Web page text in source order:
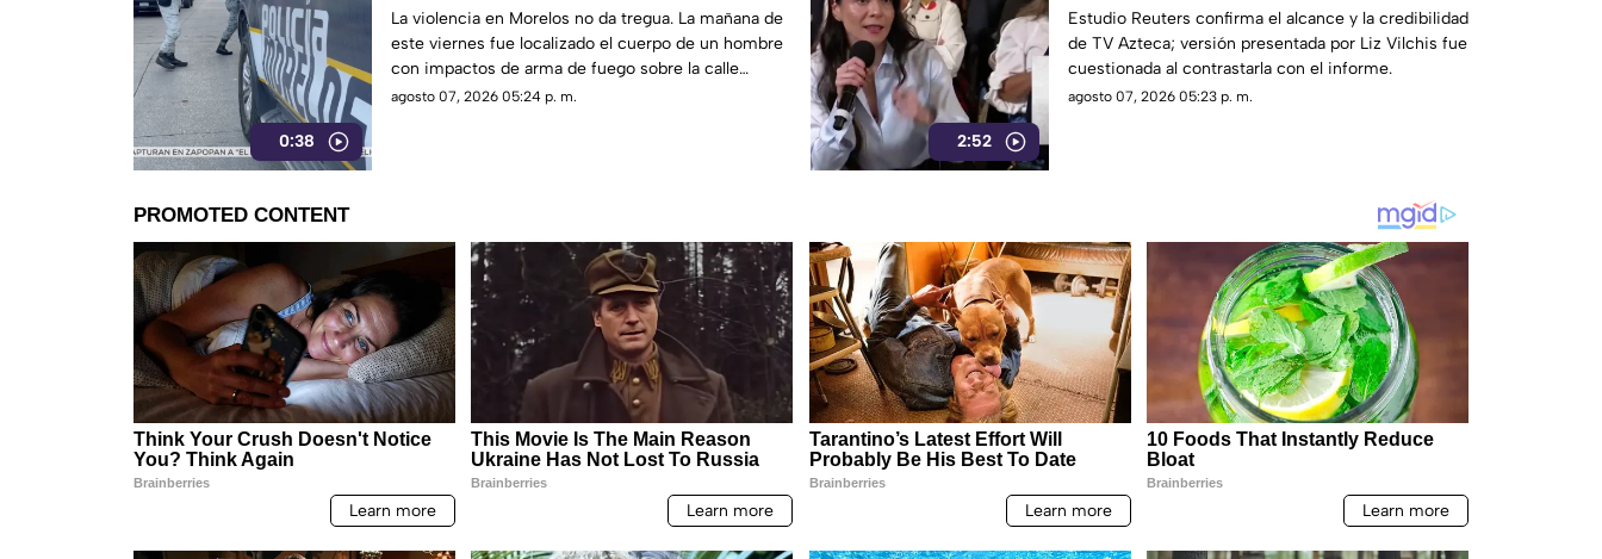
0:38
La violencia en Morelos no da tregua. La mañana de
este viernes fue localizado el cuerpo de un hombre
con impactos de arma de fuego sobre la calle
alianza nacional, en la colonia cerro de la corona, en
agosto 07, 2026 05:24 p. m.
2:52
Reuters sobre la credibilidad de TV
Azteca
Estudio Reuters confirma el alcance y la credibilidad
de TV Azteca; versión presentada por Liz Vilchis fue
cuestionada al contrastarla con el informe.
agosto 07, 2026 05:23 p. m.